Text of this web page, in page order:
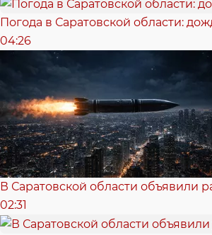
Погода в Саратовской области:
04:26
В Саратовской области объявили
02:31